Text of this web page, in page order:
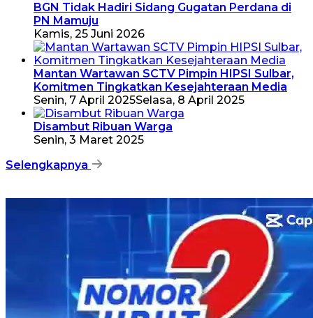
BGN Tidak Hadiri Sidang Gugatan Perdana di
PN Mamuju
Kamis, 25 Juni 2026
Mantan Wartawan SCTV Pimpin HIPSI Sulbar,
Komitmen Tingkatkan Kesejahteraan Media
Senin, 7 April 2025Selasa, 8 April 2025
Disambut Ribuan Warga
Senin, 3 Maret 2025
Selengkapnya